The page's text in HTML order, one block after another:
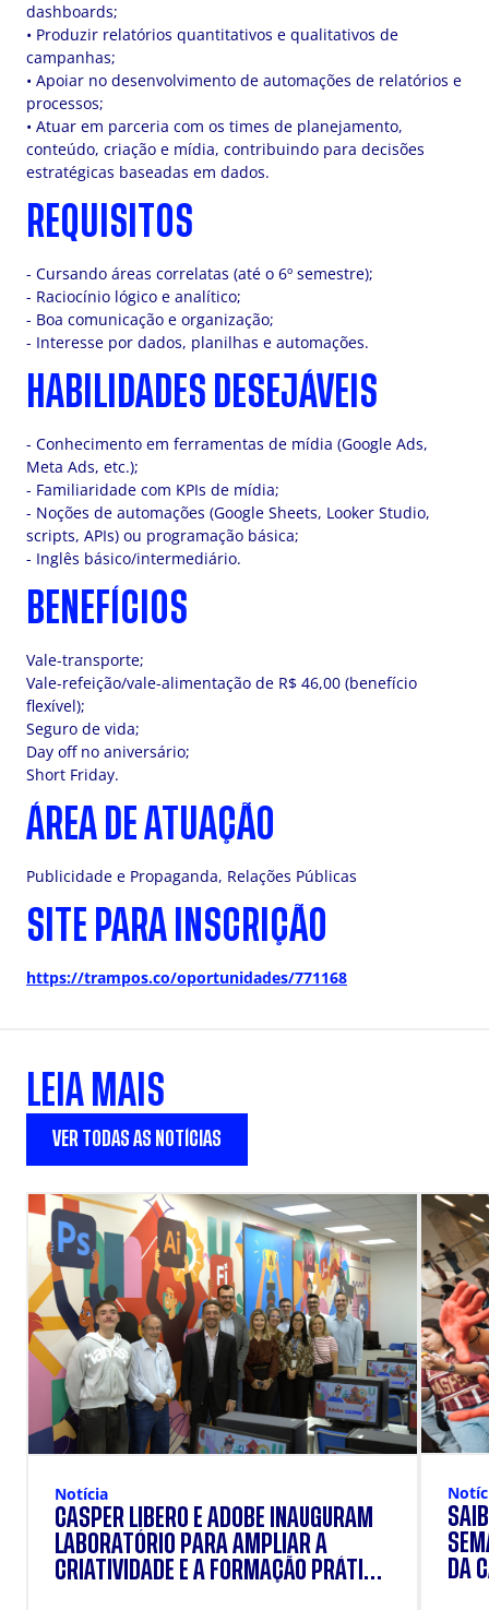
dashboards;
• Produzir relatórios quantitativos e qualitativos de
campanhas;
• Apoiar no desenvolvimento de automações de relatórios e
processos;
• Atuar em parceria com os times de planejamento,
conteúdo, criação e mídia, contribuindo para decisões
estratégicas baseadas em dados.
REQUISITOS
- Cursando áreas correlatas (até o 6º semestre);
- Raciocínio lógico e analítico;
- Boa comunicação e organização;
- Interesse por dados, planilhas e automações.
HABILIDADES DESEJÁVEIS
- Conhecimento em ferramentas de mídia (Google Ads,
Meta Ads, etc.);
- Familiaridade com KPIs de mídia;
- Noções de automações (Google Sheets, Looker Studio,
scripts, APIs) ou programação básica;
- Inglês básico/intermediário.
BENEFÍCIOS
Vale-transporte;
Vale-refeição/vale-alimentação de R$ 46,00 (benefício
flexível);
Seguro de vida;
Day off no aniversário;
Short Friday.
ÁREA DE ATUAÇÃO
Publicidade e Propaganda, Relações Públicas
SITE PARA INSCRIÇÃO
https://trampos.co/oportunidades/771168
LEIA MAIS
VER TODAS AS NOTÍCIAS
Notícia
CÁSPER LÍBERO E ADOBE INAUGURAM
LABORATÓRIO PARA AMPLIAR A
CRIATIVIDADE E A FORMAÇÃO PRÁTICA
DA